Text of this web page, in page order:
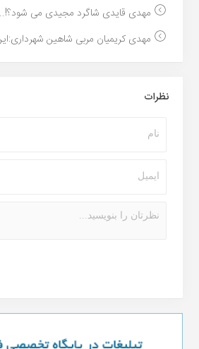
مهدی قایدی شاگرد مجیدی می
مهدی کریمیان مربی شاهین
نظرات